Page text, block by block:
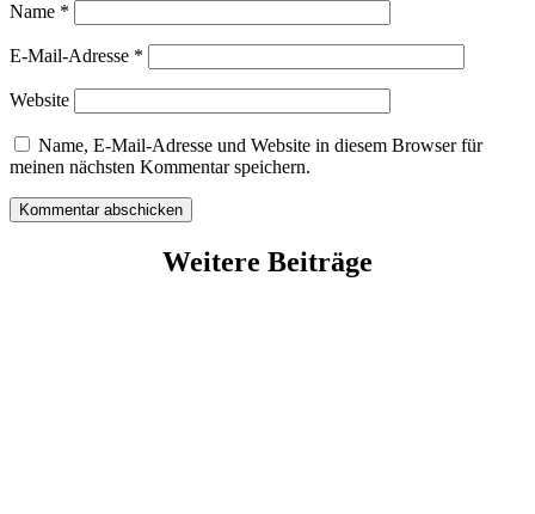
Name *
E-Mail-Adresse *
Website
Name, E-Mail-Adresse und Website in diesem Browser für
meinen nächsten Kommentar speichern.
Kommentar abschicken
Weitere Beiträge